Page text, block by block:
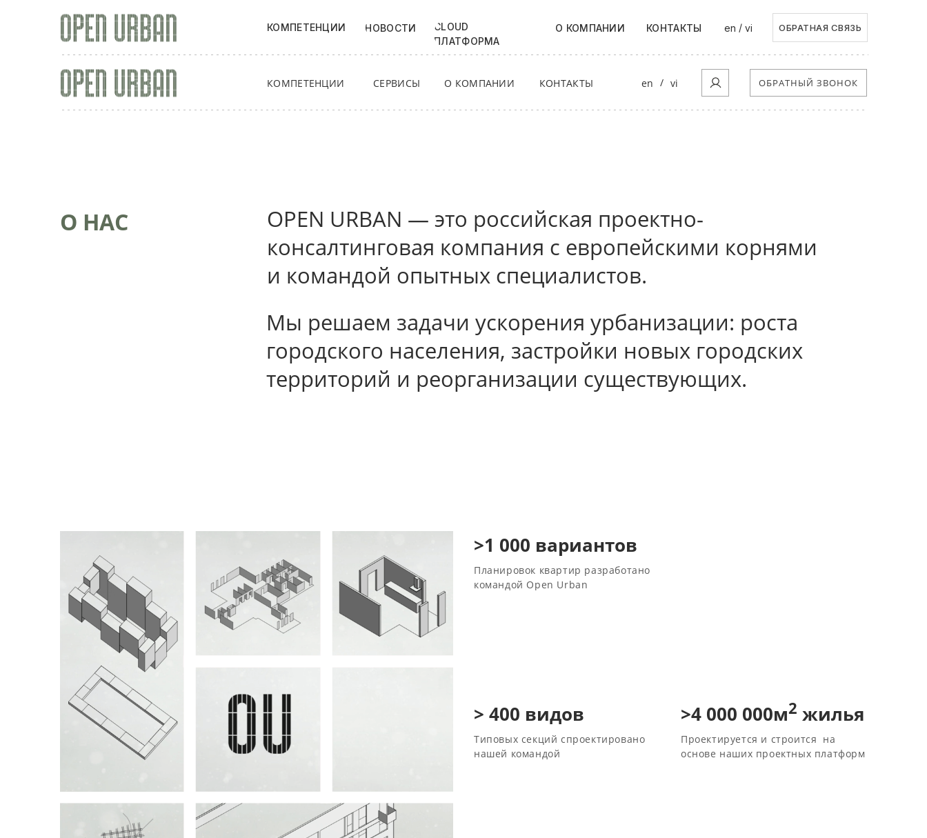
en vi
/ ОБРАТНАЯ СВЯЗЬ
КОМПЕТЕНЦИИ НОВОСТИ О КОМПАНИИ КОНТАКТЫ
CLOUD
ПЛАТФОРМА
en vi
/ ОБРАТНЫЙ ЗВОНОК
КОМПЕТЕНЦИИ СЕРВИСЫ О КОМПАНИИ КОНТАКТЫ
OPEN URBAN — это российская проектно-
консалтинговая компания с европейскими корнями
и командой опытных специалистов.
Мы решаем задачи ускорения урбанизации: роста
городского населения, застройки новых городских
территорий и реорганизации существующих.
О НАС
>1 000 вариантов
Планировок квартир разработано
командой Open Urban
> 400 видов
Типовых секций спроектировано
нашей командой
>4 000 000м2 жилья
Проектируется и строится на
основе наших проектных платформ